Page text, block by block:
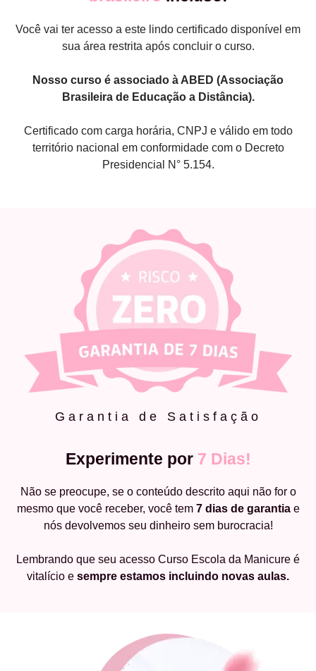
Você vai ter acesso a este lindo certificado disponível em
sua área restrita após concluir o curso.
Nosso curso é associado à ABED (Associação
Brasileira de Educação a Distância).
Certificado com carga horária, CNPJ e válido em todo
território nacional em conformidade com o Decreto
Presidencial N° 5.154.
Garantia de Satisfação
Experimente por 7 Dias!
Não se preocupe, se o conteúdo descrito aqui não for o
mesmo que você receber, você tem 7 dias de garantiae
nós devolvemos seu dinheiro sem burocracia!
Lembrando que seu acesso Curso Escola da Manicure é
vitalício e sempre estamos incluindo novas aulas.